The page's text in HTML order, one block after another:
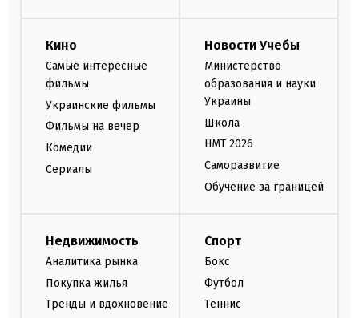
Кино
Самые интересные
фильмы
Украинские фильмы
Фильмы на вечер
Комедии
Сериалы
Новости Учебы
Министерство
образования и науки
Украины
Школа
НМТ 2026
Саморазвитие
Обучение за границей
Недвижимость
Аналитика рынка
Покупка жилья
Тренды и вдохновение
Спорт
Бокс
Футбол
Теннис